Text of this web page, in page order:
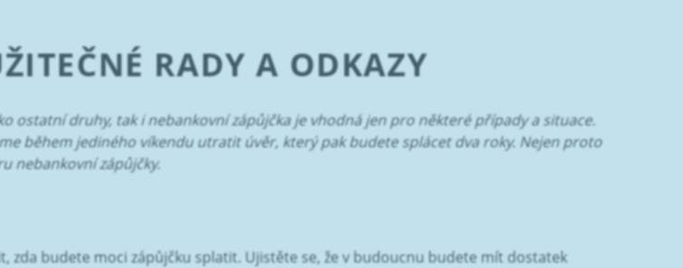
RADY A ODKAZY
ostatní druhy, tak i nebankovní zápůjčka je vhodná jen pro některé případy a situace.
během jediného víkendu utratit úvěr, který pak budete splácet dva roky. Nejen proto
nebankovní zápůjčky.
zda budete moci zápůjčku splatit. Ujistěte se, že v budoucnu budete mít dostatek